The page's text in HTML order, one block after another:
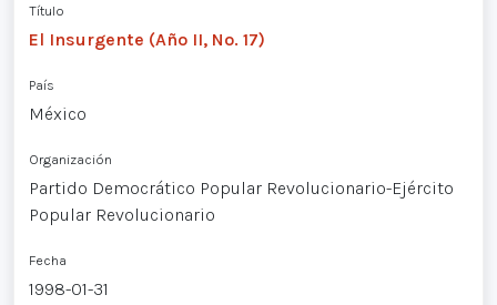
Título
El Insurgente (Año II, No. 17)
País
México
Organización
Partido Democrático Popular Revolucionario-Ejército
Popular Revolucionario
Fecha
1998-01-31